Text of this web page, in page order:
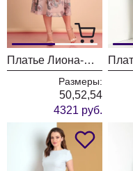
Платье Лиона-Стиль 642 бежевый
Размеры:
50,52,54
4321 руб.